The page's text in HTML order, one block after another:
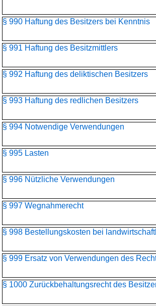
§ 990 Haftung des Besitzers bei Kenntnis
§ 991 Haftung des Besitzmittlers
§ 992 Haftung des deliktischen Besitzers
§ 993 Haftung des redlichen Besitzers
§ 994 Notwendige Verwendungen
§ 995 Lasten
§ 996 Nützliche Verwendungen
§ 997 Wegnahmerecht
§ 998 Bestellungskosten bei
§ 999 Ersatz von Verwendungen des
§ 1000 Zurückbehaltungsrecht des